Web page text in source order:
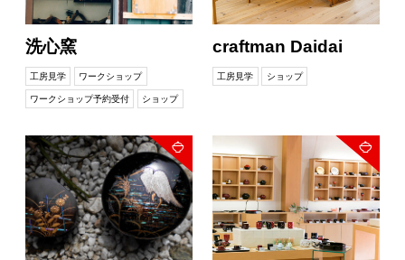
洗心窯
工房見学 ワークショップ
ワークショップ予約受付 ショップ
craftman Daidai
工房見学 ショップ